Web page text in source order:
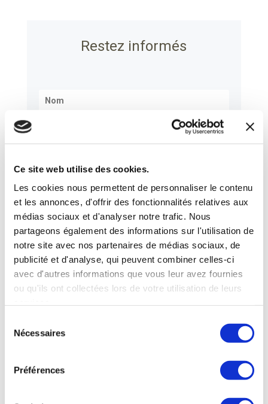
Ce site web utilise des cookies.
Les cookies nous permettent de personnaliser le contenu
et les annonces, d'offrir des fonctionnalités relatives aux
médias sociaux et d'analyser notre trafic. Nous
partageons également des informations sur l'utilisation de
notre site avec nos partenaires de médias sociaux, de
publicité et d'analyse, qui peuvent combiner celles-ci
avec d'autres informations que vous leur avez fournies
ou qu'ils ont collectées lors de votre utilisation de leurs
Nécessaires
Préférences
Restez informés
Nos derniers articles
Changement de code APE 25 mars 2026
Facturation électronique 2026
Témoignage client expertise comptable : 3A
Solutions Group 14 mai 2025
L’expertise comptabilité : une voie stable et
Abonnez-vous à ce blog